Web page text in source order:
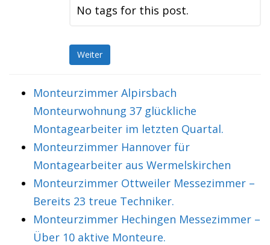
No tags for this post.
Weiter
Monteurzimmer Alpirsbach
Monteurwohnung 37 glückliche
Montagearbeiter im letzten Quartal.
Monteurzimmer Hannover für
Montagearbeiter aus Wermelskirchen
Monteurzimmer Ottweiler Messezimmer –
Bereits 23 treue Techniker.
Monteurzimmer Hechingen Messezimmer –
Über 10 aktive Monteure.